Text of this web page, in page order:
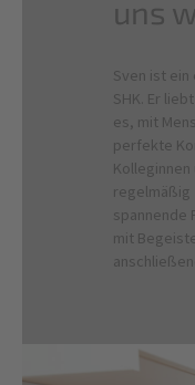
uns
Sven ist ein
SHK. Er
es, mit
perfekte
regelmäßig
spannende
mit